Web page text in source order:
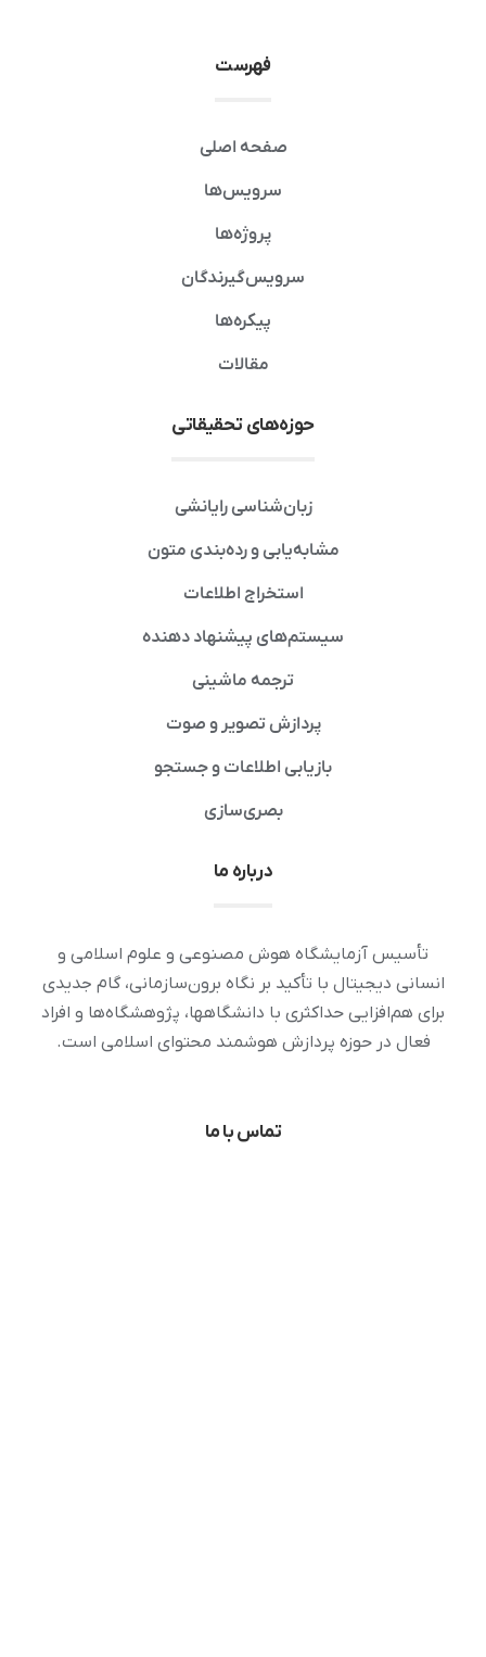
فهرست
صفحه اصلی
سرویس‌ها
پروژه‌ها
سرویس‌گیرندگان
پیکره‌ها
مقالات
حوزه‌های تحقیقاتی
زبان‌شناسی رایانشی
مشابه‌یابی و رده‌بندی متون
استخراج اطلاعات
سیستم‌های پیشنهاد دهنده
ترجمه ماشینی
پردازش تصویر و صوت
بازیابی اطلاعات و جستجو
بصری‌سازی
درباره ما
تأسیس آزمایشگاه هوش مصنوعی و علوم اسلامی و
انسانی دیجیتال با تأکید بر نگاه برون‌سازمانی، گام جدیدی
برای هم‌افزایی حداکثری با دانشگاهها، پژوهشگاه‌ها و افراد
فعال در حوزه پردازش هوشمند محتوای اسلامی است.
تماس با ما